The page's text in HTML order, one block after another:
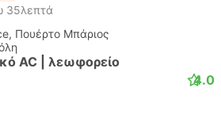
35λεπτά
Πουέρτο Μπάριος
AC | λεωφορείο
4.0